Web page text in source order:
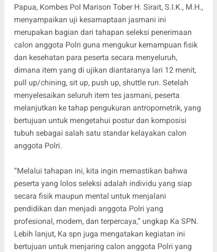
Papua, Kombes Pol Marison Tober H. Sirait, S.I.K., M.H.,
menyampaikan uji kesamaptaan jasmani ini
merupakan bagian dari tahapan seleksi penerimaan
calon anggota Polri guna mengukur kemampuan fisik
dan kesehatan para peserta secara menyeluruh,
dimana item yang di ujikan diantaranya lari 12 menit,
pull up/chining, sit up, push up, shuttle run. Setelah
menyelesaikan seluruh item tes jasmani, peserta
melanjutkan ke tahap pengukuran antropometrik, yang
bertujuan untuk mengetahui postur dan komposisi
tubuh sebagai salah satu standar kelayakan calon
anggota Polri.
“Melalui tahapan ini, kita ingin memastikan bahwa
peserta yang lolos seleksi adalah individu yang siap
secara fisik maupun mental untuk menjalani
pendidikan dan menjadi anggota Polri yang
profesional, modern, dan terpercaya,” ungkap Ka SPN.
Lebih lanjut, Ka spn juga mengatakan kegiatan ini
bertujuan untuk menjaring calon anggota Polri yang